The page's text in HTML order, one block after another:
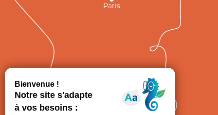
Paris